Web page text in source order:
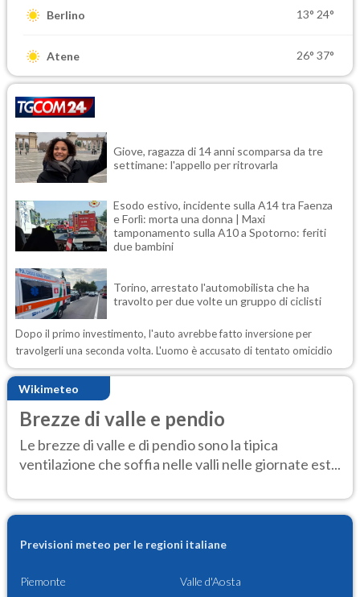
Berlino 13° 24°
Atene 26° 37°
Giove, ragazza di 14 anni scomparsa da tre
settimane: l'appello per ritrovarla
Esodo estivo, incidente sulla A14 tra Faenza
e Forlì: morta una donna | Maxi
tamponamento sulla A10 a Spotorno: feriti
due bambini
Torino, arrestato l'automobilista che ha
travolto per due volte un gruppo di ciclisti
Dopo il primo investimento, l'auto avrebbe fatto inversione per
travolgerli una seconda volta. L'uomo è accusato di tentato omicidio
Wikimeteo
Brezze di valle e pendio
Le brezze di valle e di pendio sono la tipica
ventilazione che soffia nelle valli nelle giornate est...
Previsioni meteo per le regioni italiane
Piemonte Valle d'Aosta